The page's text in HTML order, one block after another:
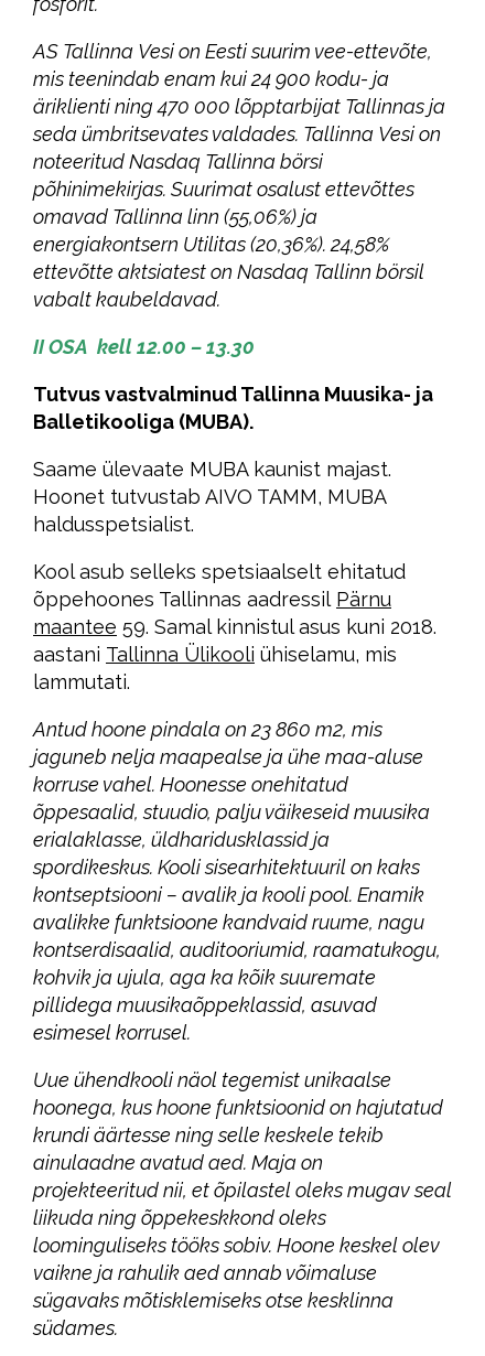
AS Tallinna Vesi on Eesti suurim vee-ettevõte,
mis teenindab enam kui 24 900 kodu- ja
äriklienti ning 470 000 lõpptarbijat Tallinnas ja
seda ümbritsevates valdades. Tallinna Vesi on
noteeritud Nasdaq Tallinna börsi
põhinimekirjas. Suurimat osalust ettevõttes
omavad Tallinna linn (55,06%) ja
energiakontsern Utilitas (20,36%). 24,58%
ettevõtte aktsiatest on Nasdaq Tallinn börsil
vabalt kaubeldavad.
II OSA kell 12.00 – 13.30
Tutvus vastvalminud Tallinna Muusika- ja
Balletikooliga (MUBA).
Saame ülevaate MUBA kaunist majast.
Hoonet tutvustab AIVO TAMM, MUBA
haldusspetsialist.
Kool asub selleks spetsiaalselt ehitatud
õppehoones Tallinnas aadressil Pärnu
maantee 59. Samal kinnistul asus kuni 2018.
aastani Tallinna Ülikooli ühiselamu, mis
lammutati.
Antud hoone pindala on 23 860 m2, mis
jaguneb nelja maapealse ja ühe maa-aluse
korruse vahel. Hoonesse onehitatud
õppesaalid, stuudio, palju väikeseid muusika
erialaklasse, üldharidusklassid ja
spordikeskus. Kooli sisearhitektuuril on kaks
kontseptsiooni – avalik ja kooli pool. Enamik
avalikke funktsioone kandvaid ruume, nagu
kontserdisaalid, auditooriumid, raamatukogu,
kohvik ja ujula, aga ka kõik suuremate
pillidega muusikaõppeklassid, asuvad
esimesel korrusel.
Uue ühendkooli näol tegemist unikaalse
hoonega, kus hoone funktsioonid on hajutatud
krundi äärtesse ning selle keskele tekib
ainulaadne avatud aed. Maja on
projekteeritud nii, et õpilastel oleks mugav seal
liikuda ning õppekeskkond oleks
loominguliseks tööks sobiv. Hoone keskel olev
vaikne ja rahulik aed annab võimaluse
sügavaks mõtisklemiseks otse kesklinna
südames.